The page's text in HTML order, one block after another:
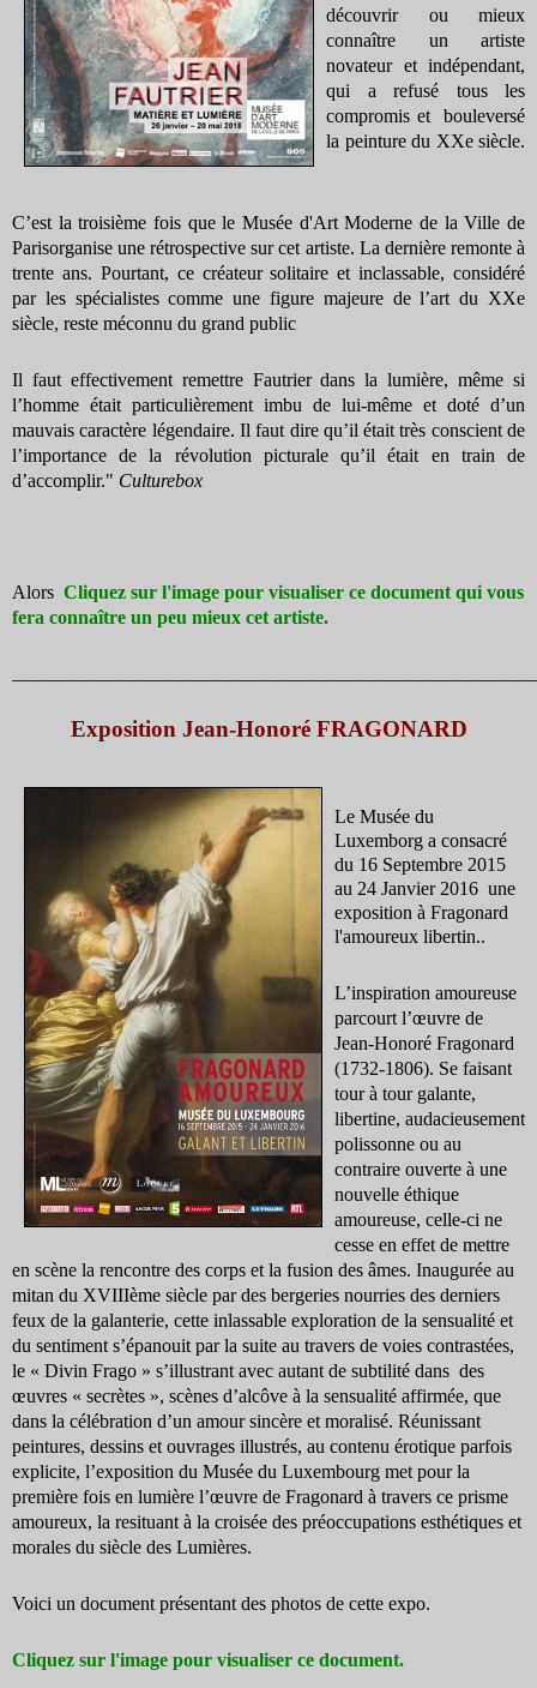
découvrir ou mieux
connaître un artiste
novateur et indépendant,
qui a refusé tous les
compromis et bouleversé
la peinture du XXe siècle.
C’est la troisième fois que le Musée d'Art Moderne de la Ville de
Parisorganise une rétrospective sur cet artiste. La dernière remonte à
trente ans. Pourtant, ce créateur solitaire et inclassable, considéré
par les spécialistes comme une figure majeure de l’art du XXe
siècle, reste méconnu du grand public
Il faut effectivement remettre Fautrier dans la lumière, même si
l’homme était particulièrement imbu de lui-même et doté d’un
mauvais caractère légendaire. Il faut dire qu’il était très conscient de
l’importance de la révolution picturale qu’il était en train de
d’accomplir." Culturebox
Alors Cliquez sur l'image pour visualiser ce document qui vous
fera connaître un peu mieux cet artiste.
Exposition Jean-Honoré FRAGONARD
Le Musée du
Luxemborg a consacré
du 16 Septembre 2015
au 24 Janvier 2016 une
exposition à Fragonard
l'amoureux libertin..
L’inspiration amoureuse
parcourt l’œuvre de
Jean-Honoré Fragonard
(1732-1806). Se faisant
tour à tour galante,
libertine, audacieusement
polissonne ou au
contraire ouverte à une
nouvelle éthique
amoureuse, celle-ci ne
cesse en effet de mettre
en scène la rencontre des corps et la fusion des âmes. Inaugurée au
mitan du XVIIIème siècle par des bergeries nourries des derniers
feux de la galanterie, cette inlassable exploration de la sensualité et
du sentiment s’épanouit par la suite au travers de voies contrastées,
le « Divin Frago » s’illustrant avec autant de subtilité dans des
œuvres « secrètes », scènes d’alcôve à la sensualité affirmée, que
dans la célébration d’un amour sincère et moralisé. Réunissant
peintures, dessins et ouvrages illustrés, au contenu érotique parfois
explicite, l’exposition du Musée du Luxembourg met pour la
première fois en lumière l’œuvre de Fragonard à travers ce prisme
amoureux, la resituant à la croisée des préoccupations esthétiques et
morales du siècle des Lumières.
Voici un document présentant des photos de cette expo.
Cliquez sur l'image pour visualiser ce document.